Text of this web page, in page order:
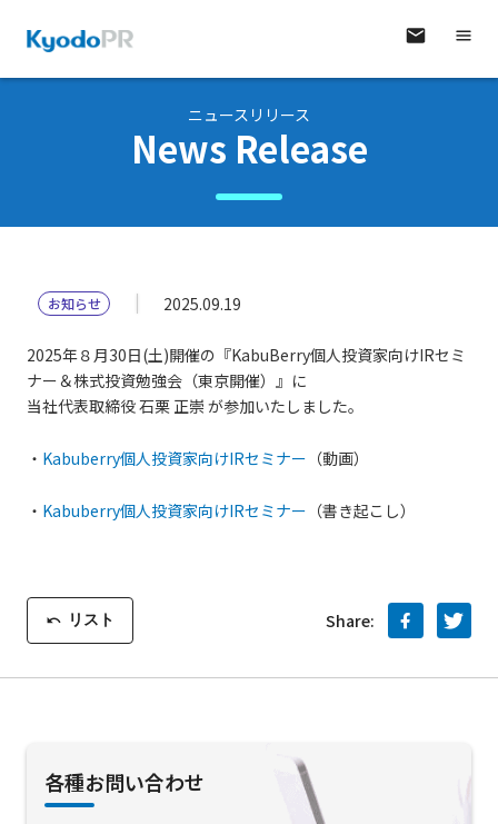
ニュースリリース
News Release
お知らせ 2025.09.19
2025年８月30日(土)開催の『KabuBerry個人投資家向けIRセミ
ナー＆株式投資勉強会（東京開催）』に
当社代表取締役 石栗 正崇 が参加いたしました。
・ Kabuberry個人投資家向けIRセミナー （動画）
・ Kabuberry個人投資家向けIRセミナー （書き起こし）
リスト Share:
各種お問い合わせ